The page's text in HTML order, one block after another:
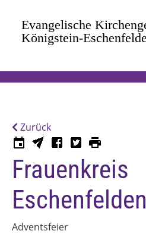
Zurück
Frauenkreis
Eschenfelden
Adventsfeier